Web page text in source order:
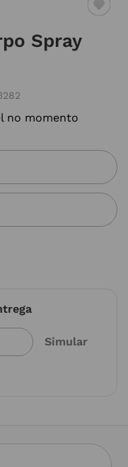
Spray
no momento